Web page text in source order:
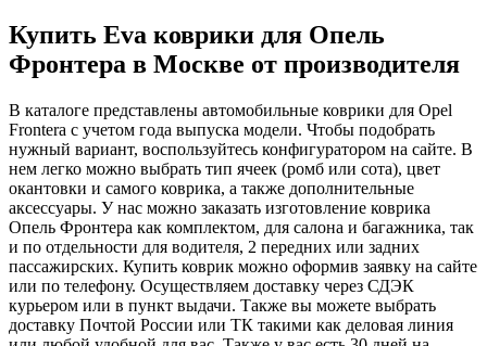
Купить Eva коврики для Опель
Фронтера в Москве от производителя
В каталоге представлены автомобильные коврики для Opel
Frontera с учетом года выпуска модели. Чтобы подобрать
нужный вариант, воспользуйтесь конфигуратором на сайте. В
нем легко можно выбрать тип ячеек (ромб или сота), цвет
окантовки и самого коврика, а также дополнительные
аксессуары. У нас можно заказать изготовление коврика
Опель Фронтера как комплектом, для салона и багажника, так
и по отдельности для водителя, 2 передних или задних
пассажирских. Купить коврик можно оформив заявку на сайте
или по телефону. Осуществляем доставку через СДЭК
курьером или в пункт выдачи. Также вы можете выбрать
доставку Почтой России или ТК такими как деловая линия